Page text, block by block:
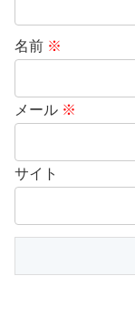
名前 ※
メール ※
サイト